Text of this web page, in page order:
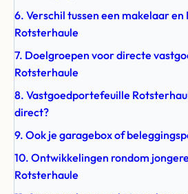
6. Verschil tussen een makelaar en
Rotsterhaule
7. Doelgroepen voor directe
Rotsterhaule
8. Vastgoedportefeuille
direct?
9. Ook je garagebox of
10. Ontwikkelingen rondom
Rotsterhaule